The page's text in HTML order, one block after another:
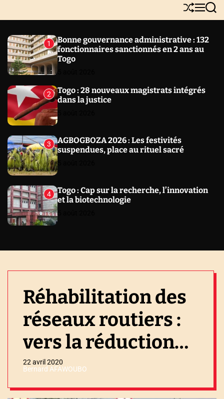
W
S
S
h
l
e
M
e
u
S
e
r
c
1
Bonne gouvernance administrative : 132
fonctionnaires sanctionnés en 2 ans au
Togo
2
Togo : 28 nouveaux magistrats intégrés
dans la justice
3
AGBOGBOZA 2026 : Les festivités
suspendues, place au rituel sacré
4
Togo : Cap sur la recherche, l’innovation
et la biotechnologie
Réhabilitation des
réseaux routiers :
vers la réduction
du temps de transit
des voyageurs
22 avril 2020
Bernard AFAWOUBO